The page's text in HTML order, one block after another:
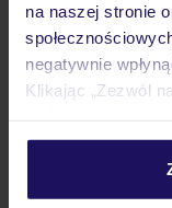
na naszej stronie
negatywnie
Klikając „Zezwól
personalizować
Szczegółowe
Atrakcje